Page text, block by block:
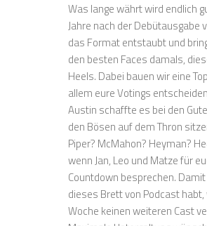
Was lange währt wird endlich
Jahre nach der Debütausgabe
das Format entstaubt und
den besten Faces damals,
Heels. Dabei bauen wir eine
allem eure Votings
Austin schaffte es bei den
den Bösen auf dem Thron
Piper? McMahon? Heyman?
wenn Jan, Leo und Matze für
Countdown besprechen.
dieses Brett von Podcast
Woche keinen weiteren Cast